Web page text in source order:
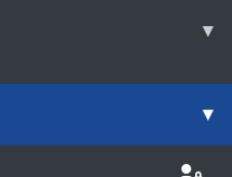
▾
▾